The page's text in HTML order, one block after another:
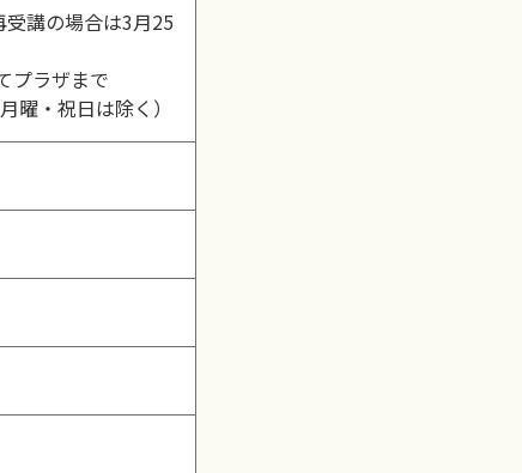
講の場合は3月25
プラザまで
曜・祝日は除く）